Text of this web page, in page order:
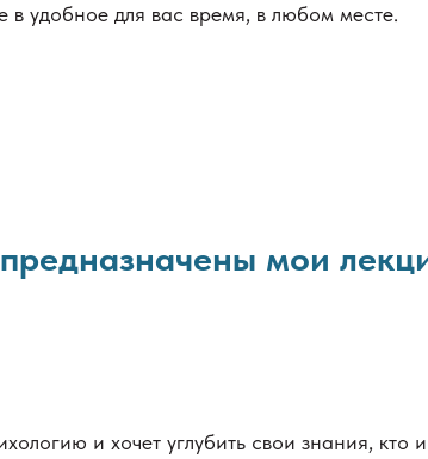
удобное для вас время, в любом месте.
мои
и хочет углубить свои знания, кто